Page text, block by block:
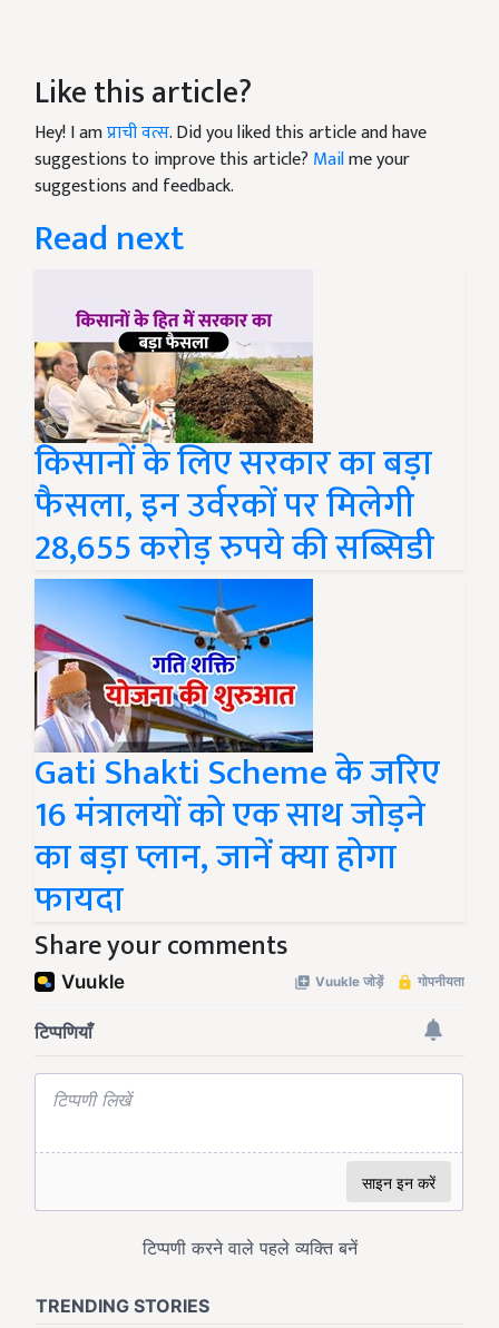
Like this article?
Hey! I amप्राची वत्स. Did you liked this article and have
suggestions to improve this article? Mailme your
suggestions and feedback.
Read next
किसानों के लिए सरकार का बड़ा
फैसला, इन उर्वरकों पर मिलेगी
28,655 करोड़ रुपये की सब्सिडी
Gati Shakti Scheme के जरिए
16 मंत्रालयों को एक साथ जोड़ने
का बड़ा प्लान, जानें क्या होगा
फायदा
Share your comments